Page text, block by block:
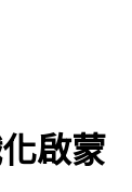
啟蒙